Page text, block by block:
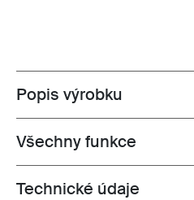
Toggle overview
Popis výrobku
Toggle features
Všechny funkce
Toggle techspec
Technické údaje